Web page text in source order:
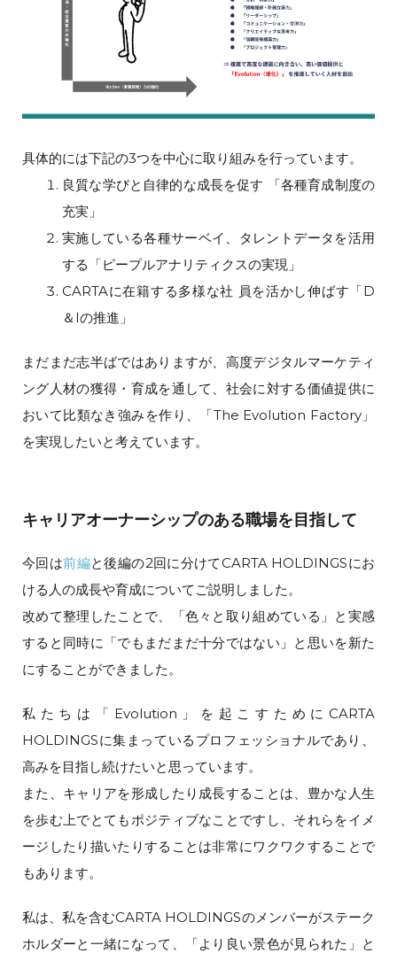
具体的には下記の3つを中心に取り組みを行っています。
良質な学びと自律的な成長を促す 「各種育成制度の
充実」
実施している各種サーベイ、タレントデータを活用
する「ピープルアナリティクスの実現」
CARTAに在籍する多様な社 員を活かし伸ばす「D
＆Iの推進」
まだまだ志半ばではありますが、高度デジタルマーケティ
ング人材の獲得・育成を通して、社会に対する価値提供に
おいて比類なき強みを作り、「The Evolution Factory」
を実現したいと考えています。
キャリアオーナーシップのある職場を目指して
今回は前編と後編の2回に分けてCARTA HOLDINGSにお
ける人の成長や育成についてご説明しました。
改めて整理したことで、「色々と取り組めている」と実感
すると同時に「でもまだまだ十分ではない」と思いを新た
にすることができました。
私たちは「Evolution」を起こすためにCARTA
HOLDINGSに集まっているプロフェッショナルであり、
高みを目指し続けたいと思っています。
また、キャリアを形成したり成長することは、豊かな人生
を歩む上でとてもポジティブなことですし、それらをイメ
ージしたり描いたりすることは非常にワクワクすることで
もあります。
私は、私を含むCARTA HOLDINGSのメンバーがステーク
ホルダーと一緒になって、「より良い景色が見られた」と